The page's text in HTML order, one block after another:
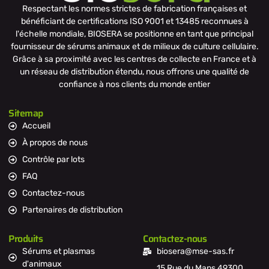
Respectant les normes strictes de fabrication françaises et
bénéficiant de certifications ISO 9001 et 13485 reconnues à
l'échelle mondiale, BIOSERA se positionne en tant que principal
fournisseur de sérums animaux et de milieux de culture cellulaire.
Grâce à sa proximité avec les centres de collecte en France et à
un réseau de distribution étendu, nous offrons une qualité de
confiance à nos clients du monde entier
Sitemap
Accueil
À propos de nous
Contrôle par lots
FAQ
Contactez-nous
Partenaires de distribution
Produits
Sérums et plasmas
d'animaux
Contactez-nous
biosera@mse-sas.fr